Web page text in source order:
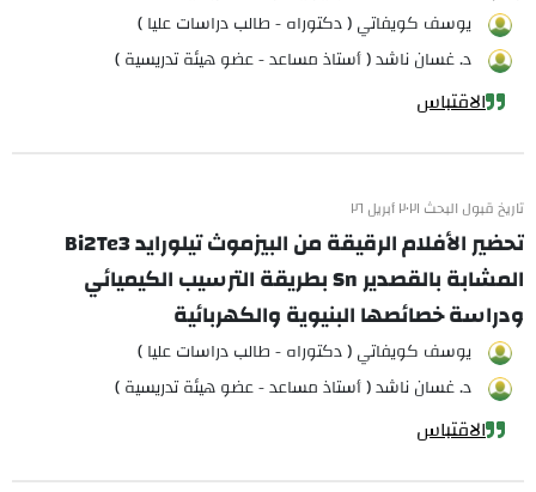
يوسف كويفاتي ( دكتوراه - طالب دراسات عليا )
د. غسان ناشد ( أستاذ مساعد - عضو هيئة تدريسية )
الاقتباس
تاريخ قبول البحث ٢٠٢١ أبريل ٢٦
تحضير الأفلام الرقيقة من البيزموث تيلورايد Bi2Te3
المشابة بالقصدير Sn بطريقة الترسيب الكيميائي
ودراسة خصائصها البنيوية والكهربائية
يوسف كويفاتي ( دكتوراه - طالب دراسات عليا )
د. غسان ناشد ( أستاذ مساعد - عضو هيئة تدريسية )
الاقتباس